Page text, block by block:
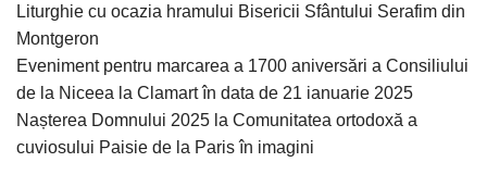
Liturghie cu ocazia hramului Bisericii Sfântului Serafim din
Montgeron
Eveniment pentru marcarea a 1700 aniversări a Consiliului
de la Niceea la Clamart în data de 21 ianuarie 2025
Nașterea Domnului 2025 la Comunitatea ortodoxă a
cuviosului Paisie de la Paris în imagini